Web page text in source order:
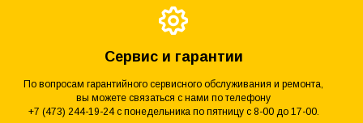
Сервис и гарантии
По вопросам гарантийного сервисного обслуживания и ремонта,
вы можете связаться с нами по телефону
+7 (473) 244-19-24 с понедельника по пятницу с 8-00 до 17-00.